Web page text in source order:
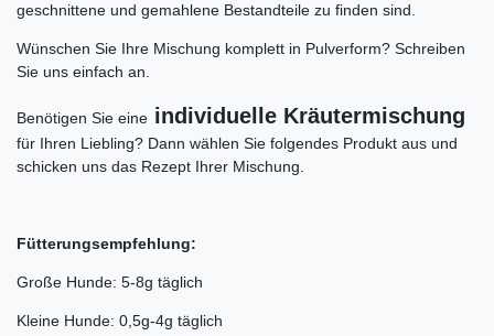
geschnittene und gemahlene Bestandteile zu finden sind.
Wünschen Sie Ihre Mischung komplett in Pulverform? Schreiben
Sie uns einfach an.
Benötigen Sie eine individuelle Kräutermischung
für Ihren Liebling? Dann wählen Sie folgendes Produkt aus und
schicken uns das Rezept Ihrer Mischung.
Fütterungsempfehlung:
Große Hunde: 5-8g täglich
Kleine Hunde: 0,5g-4g täglich